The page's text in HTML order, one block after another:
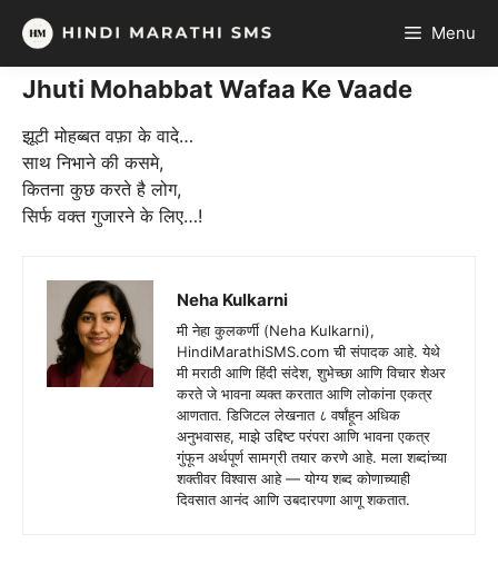
Skip
content
Menu
Jhuti Mohabbat Wafaa Ke Vaade
झूटी मोहब्बत वफ़ा के वादे…
साथ निभाने की कसमे,
कितना कुछ करते है लोग,
सिर्फ वक्त गुजारने के लिए…!
Neha Kulkarni
मी नेहा कुलकर्णी (Neha Kulkarni),
HindiMarathiSMS.com ची संपादक आहे. येथे
मी मराठी आणि हिंदी संदेश, शुभेच्छा आणि विचार शेअर
करते जे भावना व्यक्त करतात आणि लोकांना एकत्र
आणतात. डिजिटल लेखनात ८ वर्षांहून अधिक
अनुभवासह, माझे उद्दिष्ट परंपरा आणि भावना एकत्र
गुंफून अर्थपूर्ण सामग्री तयार करणे आहे. मला शब्दांच्या
शक्तीवर विश्वास आहे — योग्य शब्द कोणाच्याही
दिवसात आनंद आणि उबदारपणा आणू शकतात.